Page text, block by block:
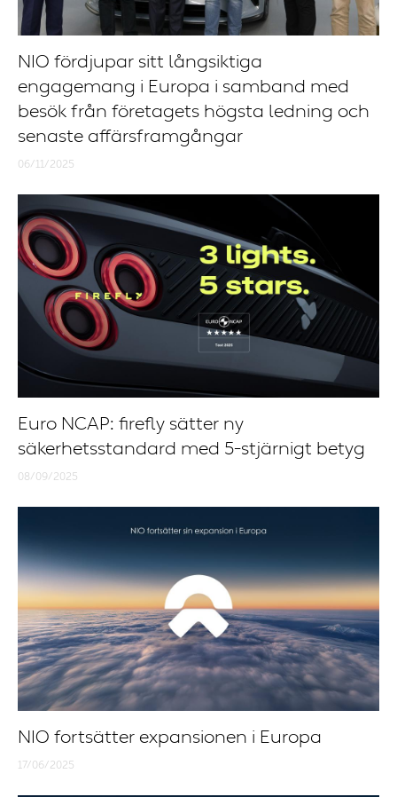
NIO fördjupar sitt långsiktiga
engagemang i Europa i samband med
besök från företagets högsta ledning och
senaste affärsframgångar
06/11/2025
Euro NCAP: firefly sätter ny
säkerhetsstandard med 5-stjärnigt betyg
08/09/2025
NIO fortsätter expansionen i Europa
17/06/2025